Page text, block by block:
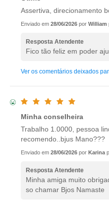
Assertiva, direcionamento
Enviado em 28/06/2026 por William
Resposta Atendente
Fico tão feliz em poder
Ver os comentários deixados
Minha conselheira
Trabalho 1.0000, pessoa
recomendo..bjus Mano???
Enviado em 28/06/2026 por Karina
Resposta Atendente
Minha amiga muito
so chamar Bjos Namaste